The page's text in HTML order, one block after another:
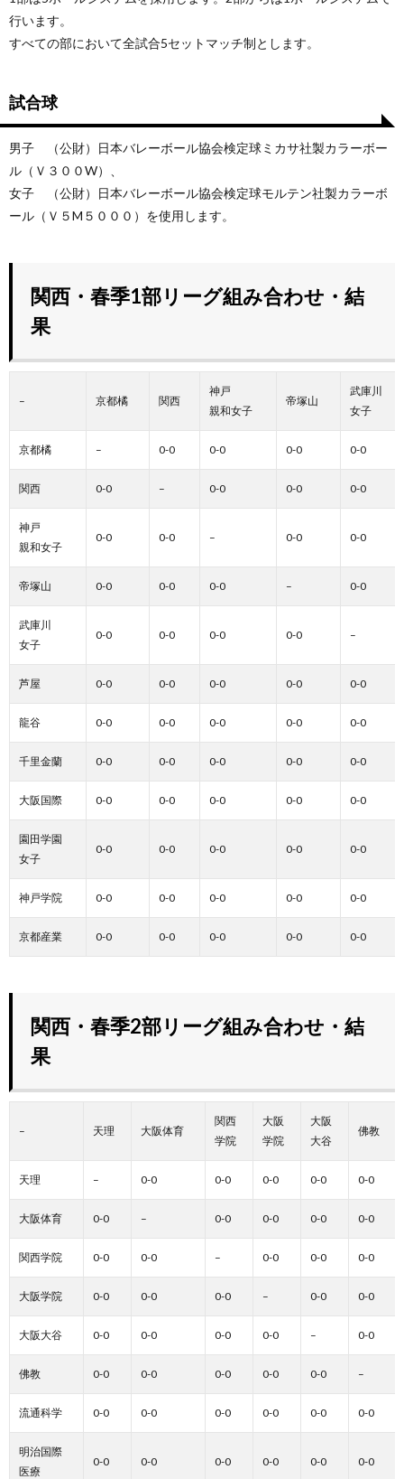
行います。
すべての部において全試合5セットマッチ制とします。
試合球
男子 （公財）日本バレーボール協会検定球ミカサ社製カラーボー
ル（Ｖ３００W）、
女子 （公財）日本バレーボール協会検定球モルテン社製カラーボ
ール（Ｖ５M５０００）を使用します。
関西・春季1部リーグ組み合わせ・結
果
– 京都橘 関西
神戸
親和女子
帝塚山
武庫川
女子
京都橘 – 0-0 0-0 0-0 0-0
関西 0-0 – 0-0 0-0 0-0
神戸
親和女子
0-0 0-0 – 0-0 0-0
帝塚山 0-0 0-0 0-0 – 0-0
武庫川
女子
0-0 0-0 0-0 0-0 –
芦屋 0-0 0-0 0-0 0-0 0-0
龍谷 0-0 0-0 0-0 0-0 0-0
千里金蘭 0-0 0-0 0-0 0-0 0-0
大阪国際 0-0 0-0 0-0 0-0 0-0
園田学園
女子
0-0 0-0 0-0 0-0 0-0
神戸学院 0-0 0-0 0-0 0-0 0-0
京都産業 0-0 0-0 0-0 0-0 0-0
関西・春季2部リーグ組み合わせ・結
果
– 天理 大阪体育
関西
学院
大阪
学院
大阪
大谷
佛教
天理 – 0-0 0-0 0-0 0-0 0-0
大阪体育 0-0 – 0-0 0-0 0-0 0-0
関西学院 0-0 0-0 – 0-0 0-0 0-0
大阪学院 0-0 0-0 0-0 – 0-0 0-0
大阪大谷 0-0 0-0 0-0 0-0 – 0-0
佛教 0-0 0-0 0-0 0-0 0-0 –
流通科学 0-0 0-0 0-0 0-0 0-0 0-0
明治国際
医療
0-0 0-0 0-0 0-0 0-0 0-0